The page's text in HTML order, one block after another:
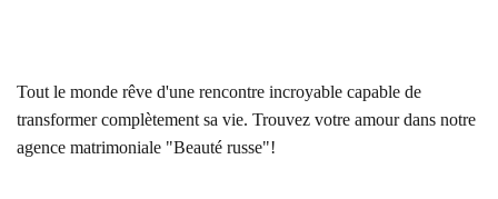
Tout le monde rêve d'une rencontre incroyable capable de
transformer complètement sa vie. Trouvez votre amour dans notre
agence matrimoniale "Beauté russe"!